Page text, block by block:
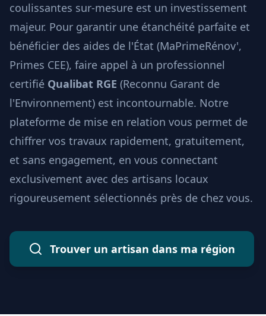
coulissantes sur-mesure est un investissement
majeur. Pour garantir une étanchéité parfaite et
bénéficier des aides de l'État (MaPrimeRénov',
Primes CEE), faire appel à un professionnel
certifié Qualibat RGE (Reconnu Garant de
l'Environnement) est incontournable. Notre
plateforme de mise en relation vous permet de
chiffrer vos travaux rapidement, gratuitement,
et sans engagement, en vous connectant
exclusivement avec des artisans locaux
rigoureusement sélectionnés près de chez vous.
Trouver un artisan dans ma région